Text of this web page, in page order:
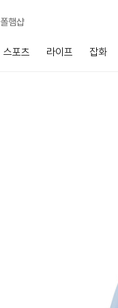
폴햄샵
스포츠 라이프 잡화